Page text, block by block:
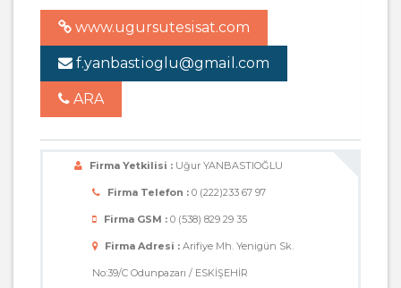
www.ugursutesisat.com
f.yanbastioglu@gmail.com
ARA
Firma Yetkilisi : Uğur YANBASTIOĞLU
Firma Telefon : 0 (222)233 67 97
Firma GSM : 0 (538) 829 29 35
Firma Adresi : Arifiye Mh. Yenigün Sk.
No:39/C Odunpazarı / ESKİŞEHİR